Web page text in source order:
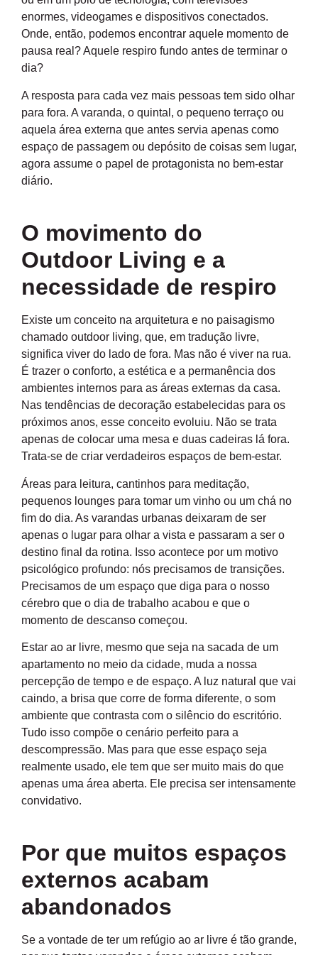
enormes, videogames e dispositivos conectados.
Onde, então, podemos encontrar aquele momento de
pausa real? Aquele respiro fundo antes de terminar o
dia?
A resposta para cada vez mais pessoas tem sido olhar
para fora. A varanda, o quintal, o pequeno terraço ou
aquela área externa que antes servia apenas como
espaço de passagem ou depósito de coisas sem lugar,
agora assume o papel de protagonista no bem-estar
diário.
O movimento do
Outdoor Living e a
necessidade de respiro
Existe um conceito na arquitetura e no paisagismo
chamado outdoor living, que, em tradução livre,
significa viver do lado de fora. Mas não é viver na rua.
É trazer o conforto, a estética e a permanência dos
ambientes internos para as áreas externas da casa.
Nas tendências de decoração estabelecidas para os
próximos anos, esse conceito evoluiu. Não se trata
apenas de colocar uma mesa e duas cadeiras lá fora.
Trata-se de criar verdadeiros espaços de bem-estar.
Áreas para leitura, cantinhos para meditação,
pequenos lounges para tomar um vinho ou um chá no
fim do dia. As varandas urbanas deixaram de ser
apenas o lugar para olhar a vista e passaram a ser o
destino final da rotina. Isso acontece por um motivo
psicológico profundo: nós precisamos de transições.
Precisamos de um espaço que diga para o nosso
cérebro que o dia de trabalho acabou e que o
momento de descanso começou.
Estar ao ar livre, mesmo que seja na sacada de um
apartamento no meio da cidade, muda a nossa
percepção de tempo e de espaço. A luz natural que vai
caindo, a brisa que corre de forma diferente, o som
ambiente que contrasta com o silêncio do escritório.
Tudo isso compõe o cenário perfeito para a
descompressão. Mas para que esse espaço seja
realmente usado, ele tem que ser muito mais do que
apenas uma área aberta. Ele precisa ser intensamente
convidativo.
Por que muitos espaços
externos acabam
abandonados
Se a vontade de ter um refúgio ao ar livre é tão grande,